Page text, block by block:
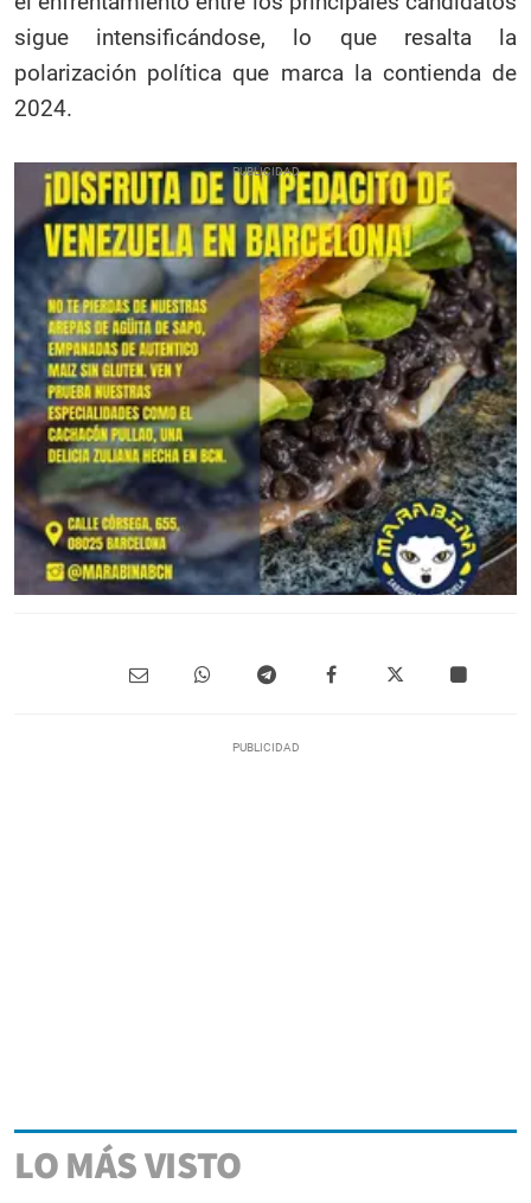
sigue intensificándose, lo que resalta la
polarización política que marca la contienda de
2024.
LO MÁS VISTO